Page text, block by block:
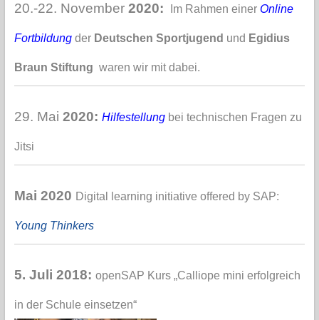
20.-22. November2020: Im Rahmen einer Online
Fortbildung der Deutschen Sportjugend und Egidius
Braun Stiftung waren wir mit dabei.
29. Mai 2020: Hilfestellungbei technischen Fragen zu
Jitsi
Mai 2020 Digital learning initiative offered by SAP:
Young Thinkers
5. Juli 2018: openSAP Kurs „Calliope mini erfolgreich
in der Schule einsetzen“